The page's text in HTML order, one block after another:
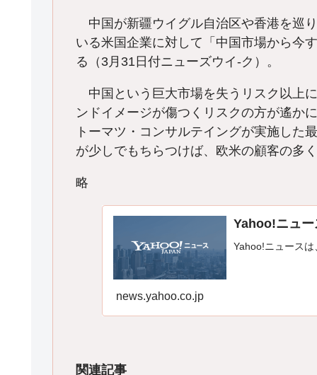
中国が新疆ウイグル自治区や香港を巡
いる米国企業に対して「中国市場から今
る（3月31日付ニューズウイ-ク）。
中国という巨大市場を失うリスク以上
ンドイメージが傷つくリスクの方が遙か
トーマツ・コンサルテイングが実施した
が少しでもちらつけば、欧米の顧客の多
略
Yahoo!ニュー
Yahoo!ニュース
news.yahoo.co.jp
関連記事